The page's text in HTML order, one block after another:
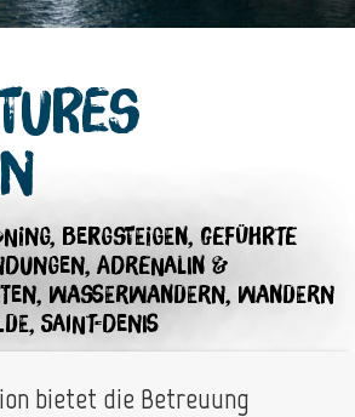
BERGSTEIGEN, GEFÜHRTE
ADRENALIN &
WASSERWANDERN, WANDERN
SAINT-DENIS
bietet die Betreuung